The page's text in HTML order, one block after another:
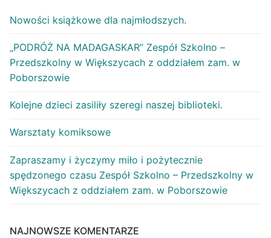
Nowości książkowe dla najmłodszych.
„PODRÓŻ NA MADAGASKAR” Zespół Szkolno –
Przedszkolny w Większycach z oddziałem zam. w
Poborszowie
Kolejne dzieci zasiliły szeregi naszej biblioteki.
Warsztaty komiksowe
Zapraszamy i życzymy miło i pożytecznie
spędzonego czasu Zespół Szkolno – Przedszkolny w
Większycach z oddziałem zam. w Poborszowie
NAJNOWSZE KOMENTARZE